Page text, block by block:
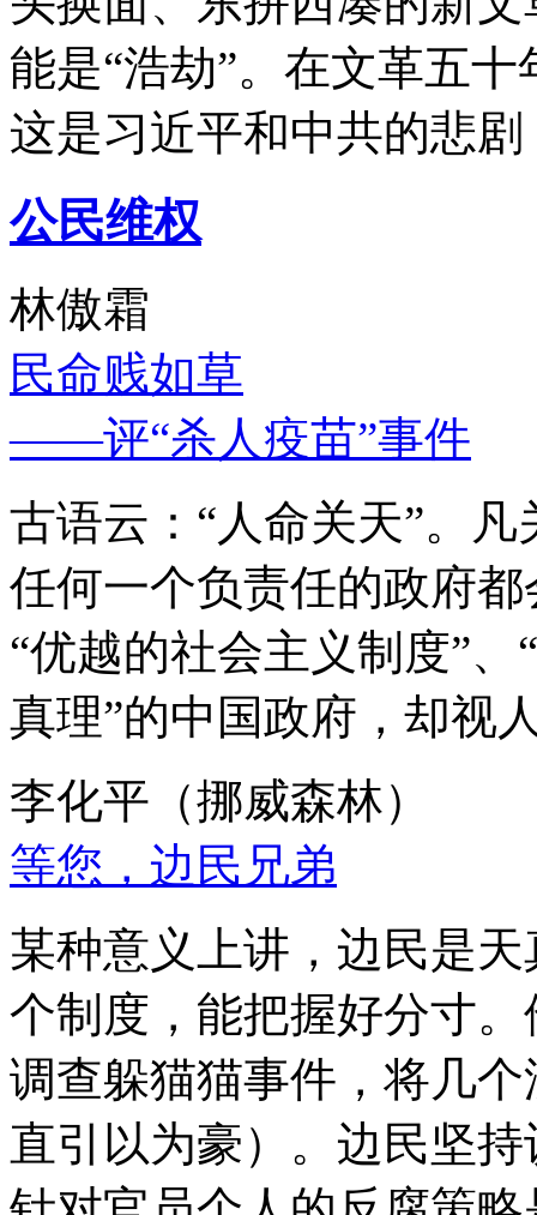
能是“浩劫”。在文革五
这是习近平和中共的悲
公民维权
林傲霜
民命贱如草
——评“杀人疫苗”事件
古语云：“人命关天”。
任何一个负责任的政府
“优越的社会主义制度”
真理”的中国政府，却视
李化平（挪威森林）
等您，边民兄弟
某种意义上讲，边民是
个制度，能把握好分寸
调查躲猫猫事件，将几
直引以为豪）。边民坚